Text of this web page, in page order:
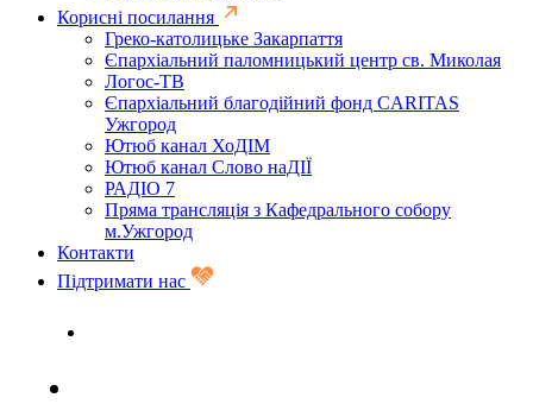
Корисні посилання
Греко-католицьке Закарпаття
Єпархіальний паломницький центр св. Миколая
Логос-ТВ
Єпархіальний благодійний фонд CARITAS
Ужгород
Ютюб канал ХоДІМ
Ютюб канал Слово наДІЇ
РАДІО 7
Пряма трансляція з Кафедрального собору
м.Ужгород
Контакти
Підтримати нас